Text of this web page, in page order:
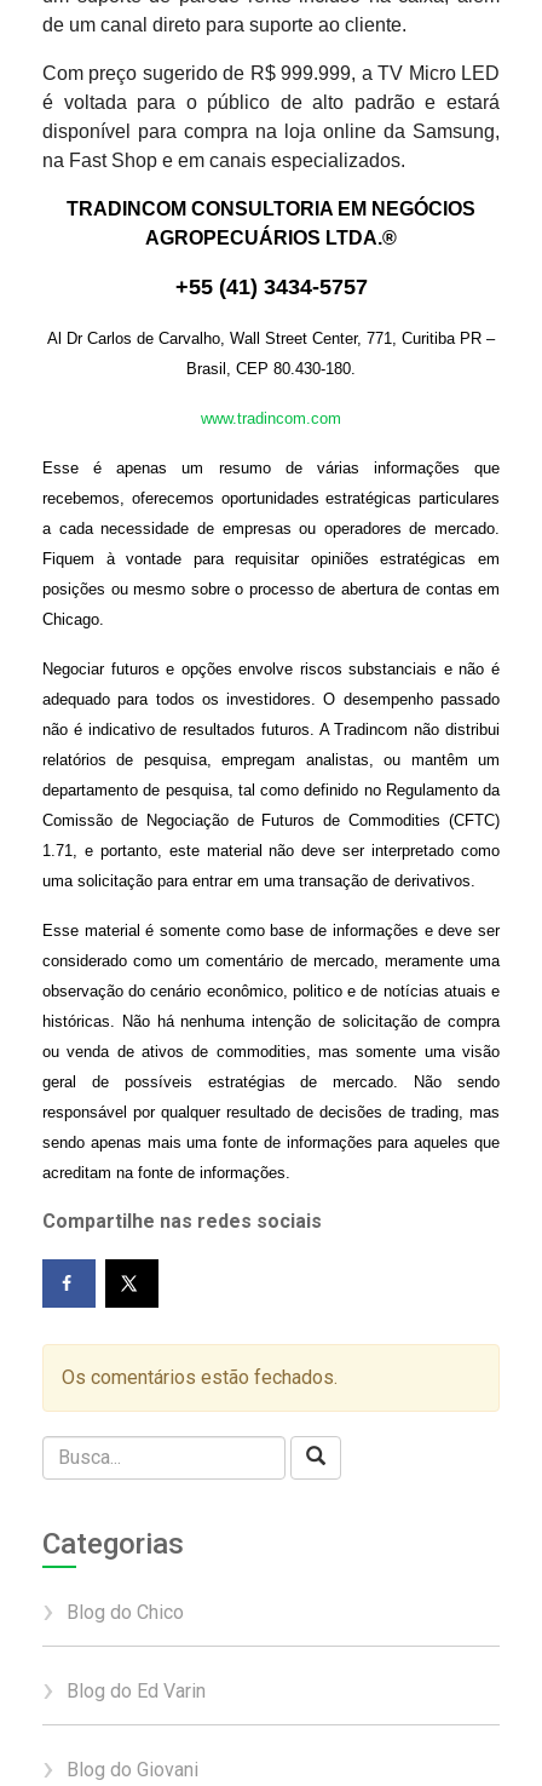
de um canal direto para suporte ao cliente.
Com preço sugerido de R$ 999.999, a TV Micro LED
é voltada para o público de alto padrão e estará
disponível para compra na loja online da Samsung,
na Fast Shop e em canais especializados.
TRADINCOM CONSULTORIA EM NEGÓCIOS
AGROPECUÁRIOS LTDA.®
+55 (41) 3434-5757
Al Dr Carlos de Carvalho, Wall Street Center, 771, Curitiba PR –
Brasil, CEP 80.430-180.
www.tradincom.com
Esse é apenas um resumo de várias informações que
recebemos, oferecemos oportunidades estratégicas particulares
a cada necessidade de empresas ou operadores de mercado.
Fiquem à vontade para requisitar opiniões estratégicas em
posições ou mesmo sobre o processo de abertura de contas em
Chicago.
Negociar futuros e opções envolve riscos substanciais e não é
adequado para todos os investidores. O desempenho passado
não é indicativo de resultados futuros. A Tradincom não distribui
relatórios de pesquisa, empregam analistas, ou mantêm um
departamento de pesquisa, tal como definido no Regulamento da
Comissão de Negociação de Futuros de Commodities (CFTC)
1.71, e portanto, este material não deve ser interpretado como
uma solicitação para entrar em uma transação de derivativos.
Esse material é somente como base de informações e deve ser
considerado como um comentário de mercado, meramente uma
observação do cenário econômico, politico e de notícias atuais e
históricas. Não há nenhuma intenção de solicitação de compra
ou venda de ativos de commodities, mas somente uma visão
geral de possíveis estratégias de mercado. Não sendo
responsável por qualquer resultado de decisões de trading, mas
sendo apenas mais uma fonte de informações para aqueles que
acreditam na fonte de informações.
Compartilhe nas redes sociais
Os comentários estão fechados.
Categorias
Blog do Chico
Blog do Ed Varin
Blog do Giovani